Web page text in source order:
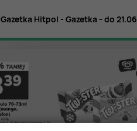
Gazetka Hitpol - Gazetka - do 21.06